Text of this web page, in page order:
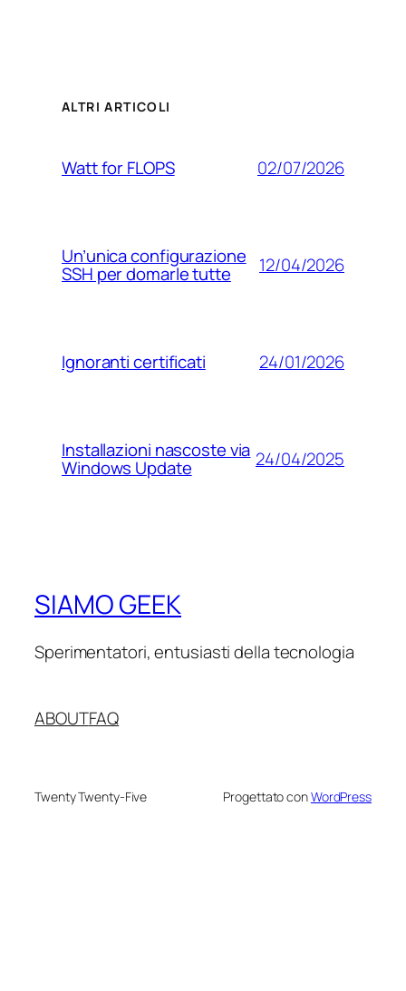
ALTRI ARTICOLI
Watt for FLOPS 02/07/2026
Un’unica configurazione
SSH per domarle tutte 12/04/2026
Ignoranti certificati 24/01/2026
Installazioni nascoste via
Windows Update 24/04/2025
SIAMO GEEK
Sperimentatori, entusiasti della tecnologia
ABOUTFAQ
Twenty Twenty-Five Progettato conWordPress